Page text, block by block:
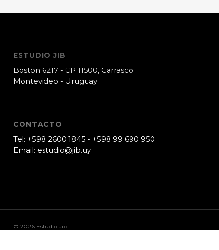
ESTUDIO JIB
Boston 6217 - CP 11500, Carrasco
Montevideo - Uruguay
CONTACTO
Tel: +598 2600 1845 - +598 99 690 950
Email: estudio@jib.uy
© 2026 Estudio Jib.